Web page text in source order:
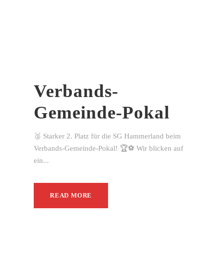
Verbands-
Gemeinde-Pokal
🥈 Starker 2. Platz für die SG Hammerland beim
Verbands-Gemeinde-Pokal! 🏆⚽ Wir blicken auf
ein...
READ MORE